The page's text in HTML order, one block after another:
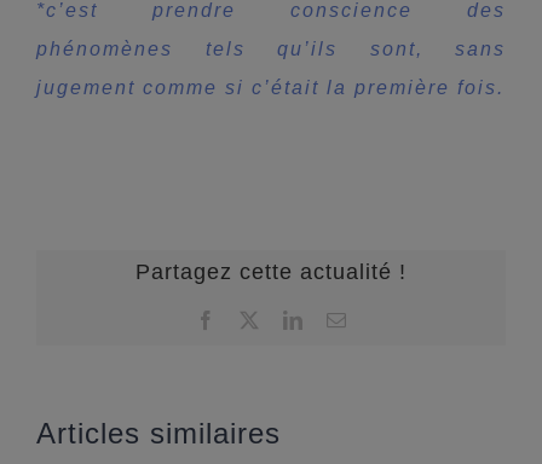
*c’est prendre conscience des
phénomènes tels qu’ils sont, sans
jugement comme si c’était la première fois.
Partagez cette actualité !
Facebook LinkedInEmail
Articles similaires